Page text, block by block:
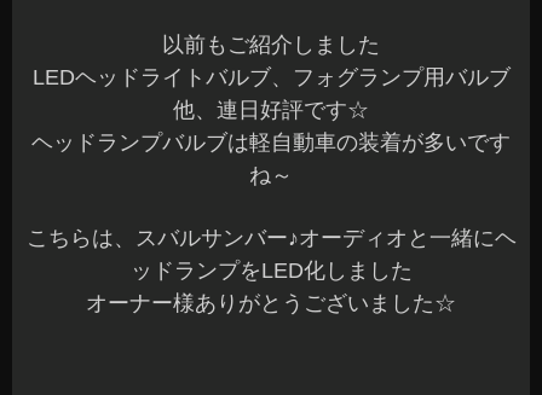
以前もご紹介しました
LEDヘッドライトバルブ、フォグランプ用バルブ
他、連日好評です☆
ヘッドランプバルブは軽自動車の装着が多いです
ね～
こちらは、スバルサンバー♪オーディオと一緒にヘ
ッドランプをLED化しました
オーナー様ありがとうございました☆